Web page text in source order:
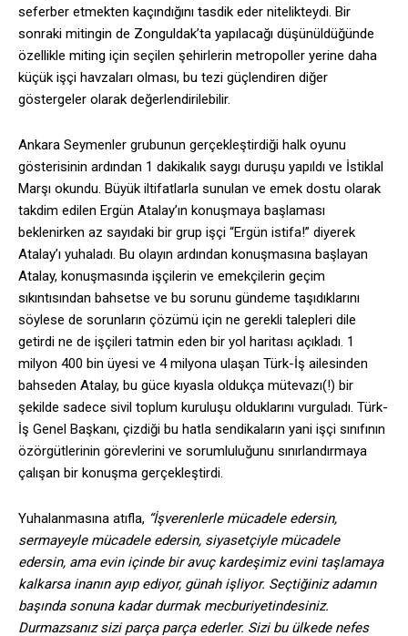
seferber etmekten kaçındığını tasdik eder nitelikteydi. Bir
sonraki mitingin de Zonguldak’ta yapılacağı düşünüldüğünde
özellikle miting için seçilen şehirlerin metropoller yerine daha
küçük işçi havzaları olması, bu tezi güçlendiren diğer
göstergeler olarak değerlendirilebilir.
Ankara Seymenler grubunun gerçekleştirdiği halk oyunu
gösterisinin ardından 1 dakikalık saygı duruşu yapıldı ve İstiklal
Marşı okundu. Büyük iltifatlarla sunulan ve emek dostu olarak
takdim edilen Ergün Atalay’ın konuşmaya başlaması
beklenirken az sayıdaki bir grup işçi “Ergün istifa!” diyerek
Atalay’ı yuhaladı. Bu olayın ardından konuşmasına başlayan
Atalay, konuşmasında işçilerin ve emekçilerin geçim
sıkıntısından bahsetse ve bu sorunu gündeme taşıdıklarını
söylese de sorunların çözümü için ne gerekli talepleri dile
getirdi ne de işçileri tatmin eden bir yol haritası açıkladı. 1
milyon 400 bin üyesi ve 4 milyona ulaşan Türk-İş ailesinden
bahseden Atalay, bu güce kıyasla oldukça mütevazı(!) bir
şekilde sadece sivil toplum kuruluşu olduklarını vurguladı. Türk-
İş Genel Başkanı, çizdiği bu hatla sendikaların yani işçi sınıfının
özörgütlerinin görevlerini ve sorumluluğunu sınırlandırmaya
çalışan bir konuşma gerçekleştirdi.
Yuhalanmasına atıfla, “İşverenlerle mücadele edersin,
sermayeyle mücadele edersin, siyasetçiyle mücadele
edersin, ama evin içinde bir avuç kardeşimiz evini taşlamaya
kalkarsa inanın ayıp ediyor, günah işliyor. Seçtiğiniz adamın
başında sonuna kadar durmak mecburiyetindesiniz.
Durmazsanız sizi parça parça ederler. Sizi bu ülkede nefes